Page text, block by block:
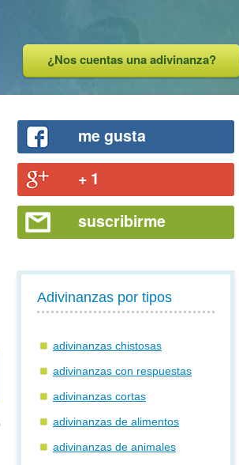
¿Nos cuentas una adivinanza?
me gusta
+ 1
suscribirme
Adivinanzas por tipos
adivinanzas chistosas
adivinanzas con respuestas
adivinanzas cortas
adivinanzas de alimentos
adivinanzas de animales